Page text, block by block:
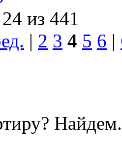
из 441
| 2 3 4 5 6 |